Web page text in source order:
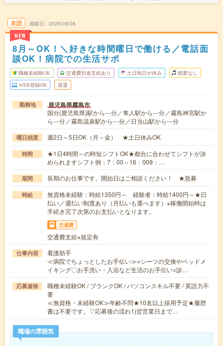
未読
NEW
掲載日 2026/08/06
8月～OK！＼好きな時間曜日で働ける／電話面
談OK！病院での生活サポ
職種未経験OK 交通費別途支給あり 土日祝日が休み 残業なし
WEB登録OK 派遣
勤務地 鹿児島県霧島市
国分(鹿児島県)駅から---分／隼人駅から---分／霧島神宮駅か
ら---分／霧島温泉駅から---分／日当山駅から---分
曜日頻度 週2日～5日OK（月～金） ★土日休みOK
時間
★1日4時間～の時短シフトOK★都合に合わせてシフトが決
められますシフト例：7：00～16：009：…
期間 長期のお仕事です。開始日はご相談ください！ ★急募
時給
無資格未経験：時給1350円～ 経験者：時給1400円～★日
払い／週払い制度あり（月払いも選べます）※稼働開始時は
手続き完了次第のお支払いとなります。
交通費
交通費支給※規定有
仕事内容
看護助手
≪病院でちょっとしたお手伝い≫○シーツの交換やベッドメ
イキング〇お手洗い・入浴など生活のお手伝い○診…
応募資格
職種未経験OK / ブランクOK / パソコンスキル不要 / 英語力不
要
≪無資格・未経験OK≫年齢不問★10名以上採用予定★履歴
書は不要です。▽応募後の流れ1)翌営業日まで…
職場の雰囲気